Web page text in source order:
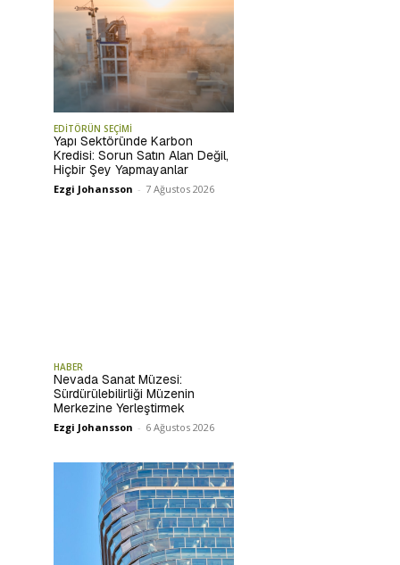
EDİTÖRÜN SEÇİMİ
Yapı Sektöründe Karbon
Kredisi: Sorun Satın Alan Değil,
Hiçbir Şey Yapmayanlar
Ezgi Johansson - 7 Ağustos 2026
HABER
Nevada Sanat Müzesi:
Sürdürülebilirliği Müzenin
Merkezine Yerleştirmek
Ezgi Johansson - 6 Ağustos 2026